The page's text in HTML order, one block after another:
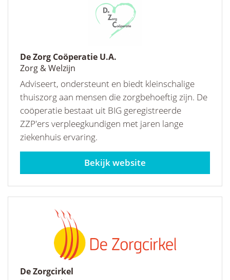
De Zorg Coöperatie U.A.
Zorg & Welzijn
Adviseert, ondersteunt en biedt kleinschalige
thuiszorg aan mensen die zorgbehoeftig zijn. De
coöperatie bestaat uit BIG geregistreerde
ZZP'ers verpleegkundigen met jaren lange
ziekenhuis ervaring.
dezorgcooperatieua.nl
De Zorgcirkel